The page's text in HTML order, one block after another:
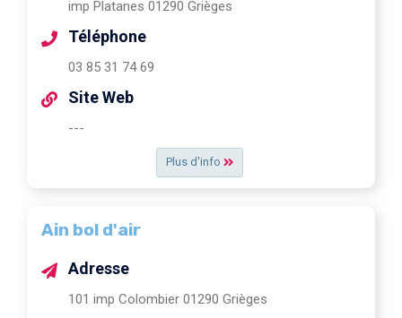
Plus d'info
imp Platanes 01290 Grièges
Téléphone
03 85 31 74 69
Site Web
---
Ain bol d'air
Adresse
101 imp Colombier 01290 Grièges